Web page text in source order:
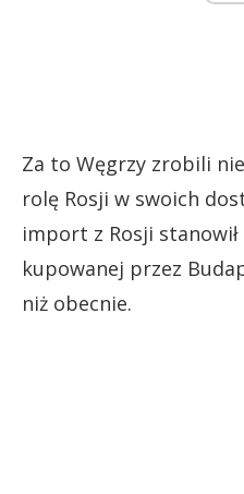
Za to Węgrzy zrobili
rolę Rosji w swoich
import z Rosji
kupowanej przez
niż obecnie.